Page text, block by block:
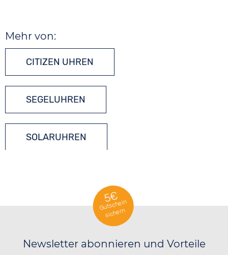
Mehr von:
CITIZEN UHREN
SEGELUHREN
SOLARUHREN
5€
Gutschein
sichern
Newsletter abonnieren und Vorteile